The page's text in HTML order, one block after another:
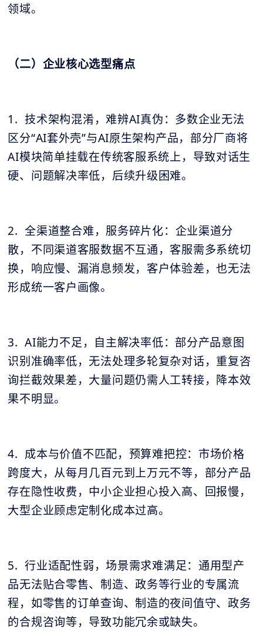
领域。
（二）企业核心选型痛点
1. 技术架构混淆，难辨AI真伪：多数企业无法
区分“AI套外壳”与AI原生架构产品，部分厂商将
AI模块简单挂载在传统客服系统上，导致对话生
硬、问题解决率低，后续升级困难。
2. 全渠道整合难，服务碎片化：企业渠道分
散，不同渠道客服数据不互通，客服需多系统切
换，响应慢、漏消息频发，客户体验差，也无法
形成统一客户画像。
3. AI能力不足，自主解决率低：部分产品意图
识别准确率低，无法处理多轮复杂对话，重复咨
询拦截效果差，大量问题仍需人工转接，降本效
果不明显。
4. 成本与价值不匹配，预算难把控：市场价格
跨度大，从每月几百元到上万元不等，部分产品
存在隐性收费，中小企业担心投入高、回报慢，
大型企业顾虑定制化成本过高。
5. 行业适配性弱，场景需求难满足：通用型产
品无法贴合零售、制造、政务等行业的专属流
程，如零售的订单查询、制造的夜间值守、政务
的合规咨询等，导致功能冗余或缺失。